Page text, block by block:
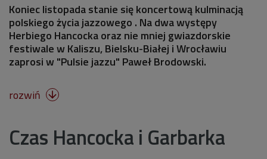
Koniec listopada stanie się koncertową kulminacją
polskiego życia jazzowego . Na dwa występy
Herbiego Hancocka oraz nie mniej gwiazdorskie
festiwale w Kaliszu, Bielsku-Białej i Wrocławiu
zaprosi w "Pulsie jazzu" Paweł Brodowski.
rozwiń 
Czas Hancocka i Garbarka